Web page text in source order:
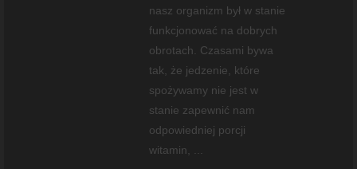
nasz organizm był w stanie
funkcjonować na dobrych
obrotach. Czasami bywa
tak, że jedzenie, które
spożywamy nie jest w
stanie zapewnić nam
odpowiedniej porcji
witamin, ...